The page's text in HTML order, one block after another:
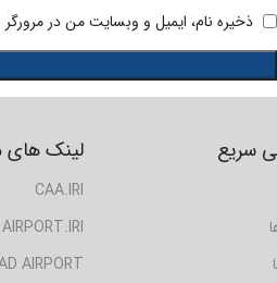
ذخیره نام، ایمیل و وبسایت من در
لینک های
CAA.IRI
AIRPORT.IRI
AIRPORT
سریع